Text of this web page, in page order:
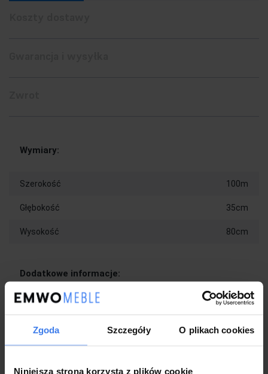
Zgoda Szczegóły O plikach cookies
Niniejsza strona korzysta z plików cookie
Wymiary:
Szerokość 100m
Głębokość 35cm
Wysokość 80cm
Dodatkowe informacje:
LGT026B01 2175
Kolory Czarny, przezroczysty